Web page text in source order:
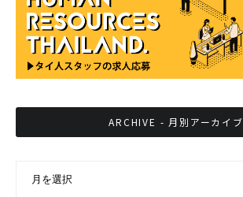
ARCHIVE - 月別アーカイブ